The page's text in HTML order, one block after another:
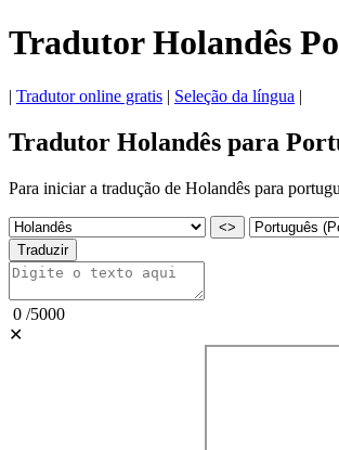
Tradutor Holandês
| Tradutor online gratis | Seleção da língua |
Tradutor Holandês para
Para iniciar a tradução de Holandês para
<>
Traduzir
0 /5000
✕